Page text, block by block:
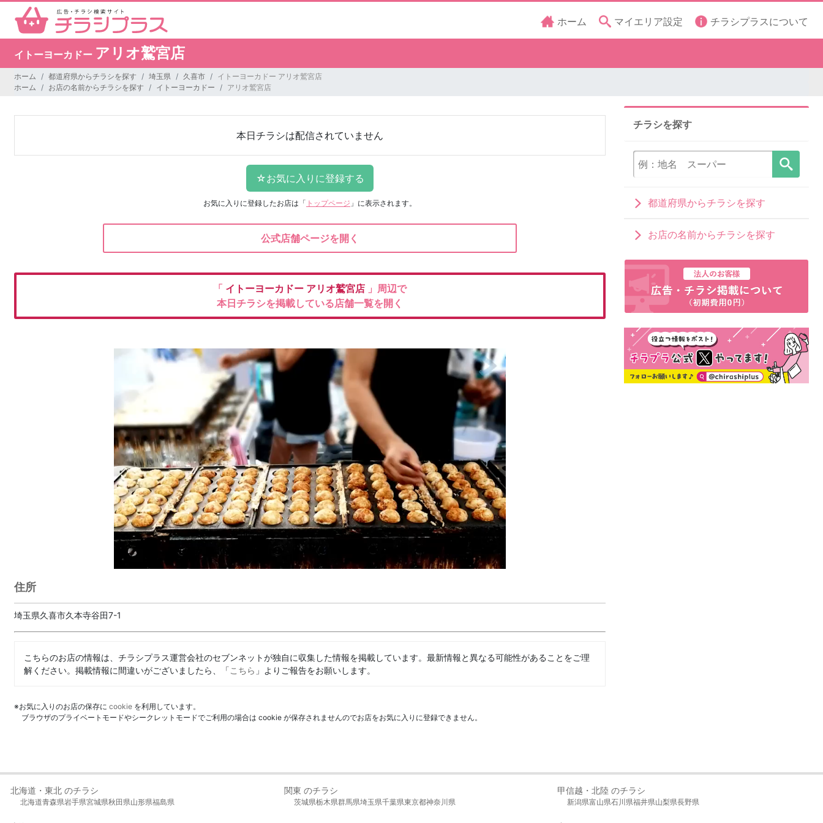
ホーム マイエリア設定 チラシプラスについて
イトーヨーカドー アリオ鷲宮店
ホーム 都道府県からチラシを探す 埼玉県 久喜市
イトーヨーカドー アリオ鷲宮店
ホーム
お店の名前からチラシを探す イトーヨーカドー アリオ鷲宮店
本日チラシは配信されていません
お気に入りに登録したお店は 「 トップページ 」に表示されます。
公式店舗ページを開く
「 イトーヨーカドー アリオ鷲宮店 」周辺で
本日チラシを掲載している店舗一覧を開く
住所
埼玉県久喜市久本寺谷田7-1
こちらのお店の情報は、チラシプラス運営会社のセブンネットが独自に収集した情報を掲載しています。最新情報と異なる可能性があることをご理
解ください。掲載情報に間違いがございましたら、「こちら 」よりご報告をお願いします。
※お気に入りのお店の保存に cookie を利用しています。
ブラウザのプライベートモードやシークレットモードでご利用の場合は cookie が保存されませんのでお店をお気に入りに登録できません。
チラシを探す
都道府県からチラシを探す
お店の名前からチラシを探す
北海道・東北 のチラシ
北海道青森県岩手県宮城県秋田県山形県福島県
関東 のチラシ
茨城県栃木県群馬県埼玉県千葉県東京都神奈川県
甲信越・北陸 のチラシ
新潟県富山県石川県福井県山梨県長野県